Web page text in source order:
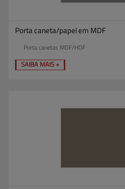
Porta caneta/papel em MDF
Porta canetas MDF/HDF
SAIBA MAIS +